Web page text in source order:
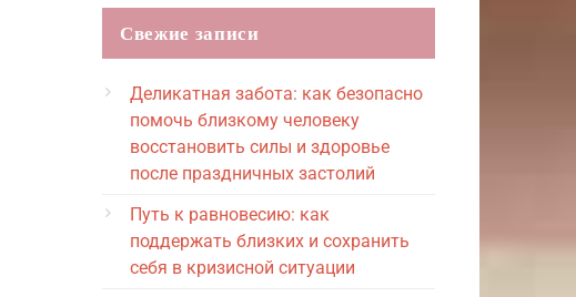
Свежие записи
Деликатная забота: как безопасно
помочь близкому человеку
восстановить силы и здоровье
после праздничных застолий
Путь к равновесию: как
поддержать близких и сохранить
себя в кризисной ситуации